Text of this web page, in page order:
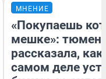
МНЕНИЕ
«Покупаешь
мешке»:
рассказала, как
самом деле